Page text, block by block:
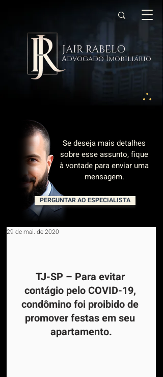
JAIR RABELO
Advogado Imobiliário
Se deseja mais detalhes
sobre esse assunto, fique
à vontade para enviar uma
mensagem.
PERGUNTAR AO ESPECIALISTA
29 de mai. de 2020
TJ-SP – Para evitar
contágio pelo COVID-19,
condômino foi proibido de
promover festas em seu
apartamento.